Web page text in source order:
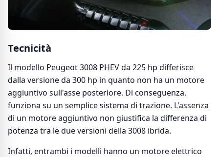
Tecnicità
Il modello Peugeot 3008 PHEV da 225 hp differisce
dalla versione da 300 hp in quanto non ha un motore
aggiuntivo sull'asse posteriore. Di conseguenza,
funziona su un semplice sistema di trazione. L'assenza
di un motore aggiuntivo non giustifica la differenza di
potenza tra le due versioni della 3008 ibrida.
Infatti, entrambi i modelli hanno un motore elettrico